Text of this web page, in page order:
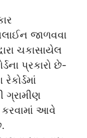
જાળવવા
ચકાસાયેલ
પ્રકારો છે-
ગ્રામીણ
કરવામાં આવે